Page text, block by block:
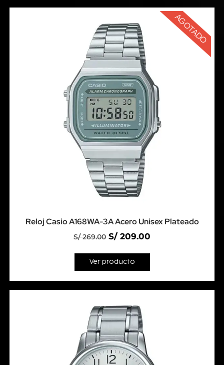
AGOTADO
Reloj Casio A168WA-3A Acero Unisex Plateado
S/269.00 S/209.00
Ver producto